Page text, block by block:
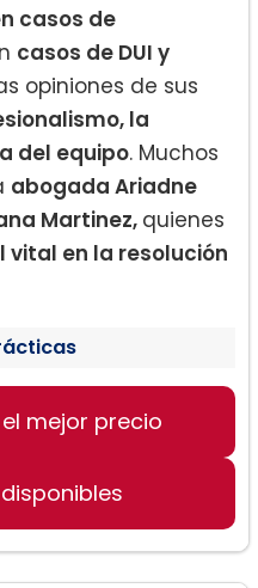
casos de
casos de DUI y
opiniones de sus
la
del equipo. Muchos
abogada Ariadne
Martinez, quienes
vital en la resolución
mejor precio